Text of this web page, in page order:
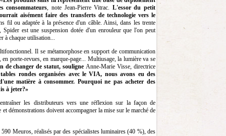
consommateurs, note Jean-Pierre Vitrac. L'essor du petit
aisément faire des transferts de technologie vers le
fil ou adaptée à la présence d'un câble. Ainsi, dans les trente
est une suspension dotée d'un enrouleur que l'on peut
à chaque utilisation...
Il se métamorphose en support de communication
porte-revues, en marque-page... Multiusage, la lumière va se
de changer de statut, souligneAnne-Marie Visse, directrice
rondes organisées avec le VIA, nous avons eu des
matière à consommer. Pourquoi ne pas acheter des
à jeter?»
les distributeurs vers une réflexion sur la façon de
démonstrations doivent accompagner la mise sur le marché de
Meuros, réalisés par des spécialistes luminaires (40 %), des